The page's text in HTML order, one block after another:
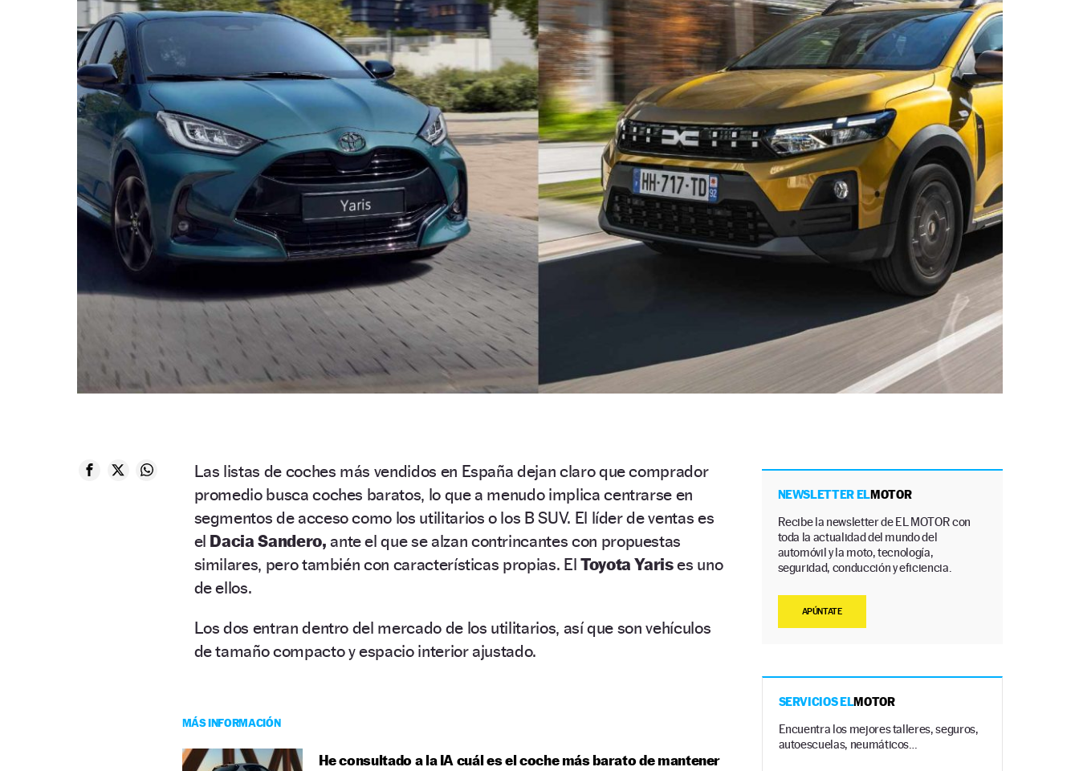
Las listas de coches más vendidos en España dejan claro que comprador
promedio busca coches baratos, lo que a menudo implica centrarse en
segmentos de acceso como los utilitarios o los B SUV. El líder de ventas es
el Dacia Sandero, ante el que se alzan contrincantes con propuestas
similares, pero también con características propias. El Toyota Yarises uno
de ellos.
Los dos entran dentro del mercado de los utilitarios, así que son vehículos
de tamaño compacto y espacio interior ajustado.
MÁS INFORMACIÓN
He consultado a la IA cuál es el coche más barato de mantener
NEWSLETTER ELMOTOR
Recibe la newsletter de EL MOTOR con
toda la actualidad del mundo del
automóvil y la moto, tecnología,
seguridad, conducción y eficiencia.
APÚNTATE
SERVICIOS ELMOTOR
Encuentra los mejores talleres, seguros,
autoescuelas, neumáticos…